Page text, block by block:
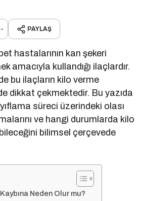
- PAYLAŞ
hastalarının kan şekeri
amacıyla kullandığı ilaçlardır.
bu ilaçların kilo verme
dikkat çekmektedir. Bu yazıda
süreci üzerindeki olası
ve hangi durumlarda kilo
bilimsel çerçevede
Neden Olur mu?